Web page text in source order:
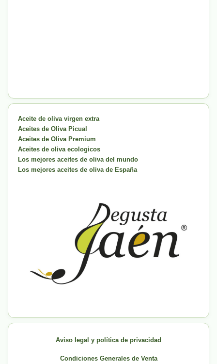
Aceite de oliva virgen extra
Aceites de Oliva Picual
Aceites de Oliva Premium
Aceites de oliva ecologicos
Los mejores aceites de oliva del mundo
Los mejores aceites de oliva de España
Aviso legal y política de privacidad
Condiciones Generales de Venta